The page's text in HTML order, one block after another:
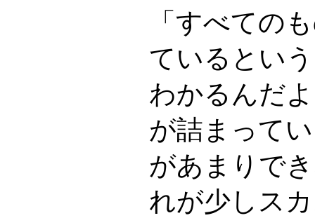
「すべての
ているとい
わかるんだ
が詰まって
があまりで
れが少しス